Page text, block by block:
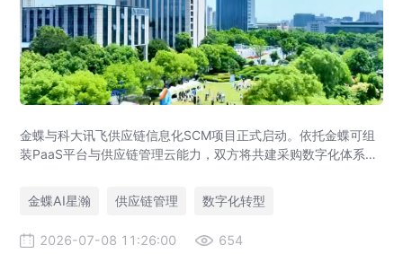
金蝶与科大讯飞供应链信息化SCM项目正式启动。依托金蝶可组
装PaaS平台与供应链管理云能力，双方将共建采购数字化体系，
金蝶AI星瀚
供应链管理 数字化转型
2026-07-08 11:26:00 654